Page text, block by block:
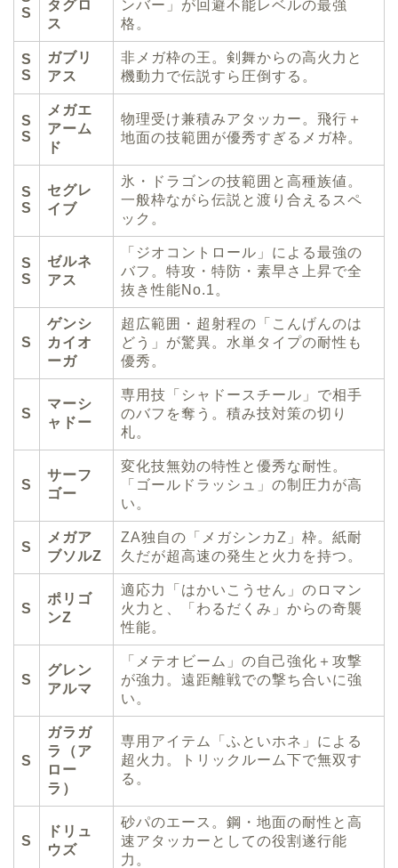
S
タグロ
ス
ンバー」が回避不能レベルの最強
格。
S
S
ガブリ
アス
非メガ枠の王。剣舞からの高火力と
機動力で伝説すら圧倒する。
S
S
メガエ
アーム
ド
物理受け兼積みアタッカー。飛行＋
地面の技範囲が優秀すぎるメガ枠。
S
S
セグレ
イブ
氷・ドラゴンの技範囲と高種族値。
一般枠ながら伝説と渡り合えるスペ
ック。
S
S
ゼルネ
アス
「ジオコントロール」による最強の
バフ。特攻・特防・素早さ上昇で全
抜き性能No.1。
S
ゲンシ
カイオ
ーガ
超広範囲・超射程の「こんげんのは
どう」が驚異。水単タイプの耐性も
優秀。
S
マーシ
ャドー
専用技「シャドースチール」で相手
のバフを奪う。積み技対策の切り
札。
S
サーフ
ゴー
変化技無効の特性と優秀な耐性。
「ゴールドラッシュ」の制圧力が高
い。
S
メガア
ブソルZ
ZA独自の「メガシンカZ」枠。紙耐
久だが超高速の発生と火力を持つ。
S
ポリゴ
ンZ
適応力「はかいこうせん」のロマン
火力と、「わるだくみ」からの奇襲
性能。
S
グレン
アルマ
「メテオビーム」の自己強化＋攻撃
が強力。遠距離戦での撃ち合いに強
い。
S
ガラガ
ラ（ア
ロー
ラ）
専用アイテム「ふといホネ」による
超火力。トリックルーム下で無双す
る。
S
ドリュ
ウズ
砂パのエース。鋼・地面の耐性と高
速アタッカーとしての役割遂行能
力。